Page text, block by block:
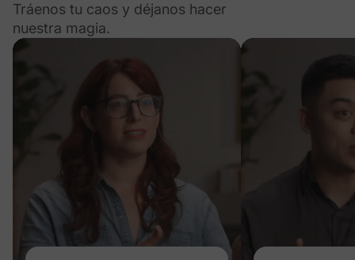
Tráenos tu caos y déjanos hacer
nuestra magia.